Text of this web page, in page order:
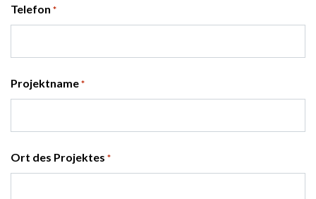
Telefon *
Projektname *
Ort des Projektes *